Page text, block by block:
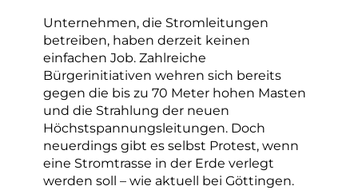
Unternehmen, die Stromleitungen
betreiben, haben derzeit keinen
einfachen Job. Zahlreiche
Bürgerinitiativen wehren sich bereits
gegen die bis zu 70 Meter hohen Masten
und die Strahlung der neuen
Höchstspannungsleitungen. Doch
neuerdings gibt es selbst Protest, wenn
eine Stromtrasse in der Erde verlegt
werden soll – wie aktuell bei Göttingen.